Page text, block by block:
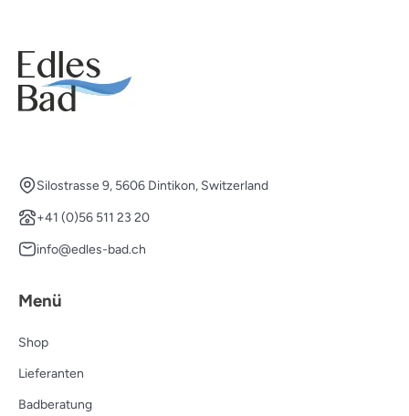
Silostrasse 9, 5606 Dintikon, Switzerland
+41 (0)56 511 23 20
info@edles-bad.ch
Menü
Shop
Lieferanten
Badberatung